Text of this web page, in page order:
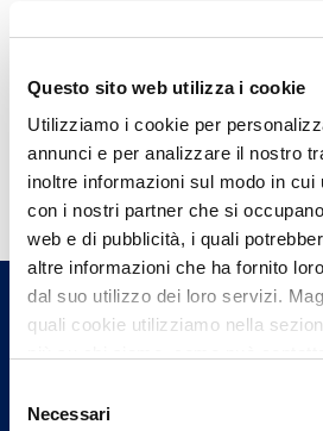
Questo sito web utilizza i cookie
Utilizziamo i cookie per
annunci e per analizzare il nostro
inoltre informazioni sul modo in
con i nostri partner che si
web e di pubblicità, i quali
altre informazioni che ha fornito
dal suo utilizzo dei loro servizi.
quali cookie utilizziamo nella
può trovare nel footer del sito nella
delNecessari
Hai bisogno di
informazioni?
Trova l'Agenzia più vicina
un nostro Agente.